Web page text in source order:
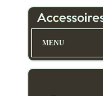
MENU